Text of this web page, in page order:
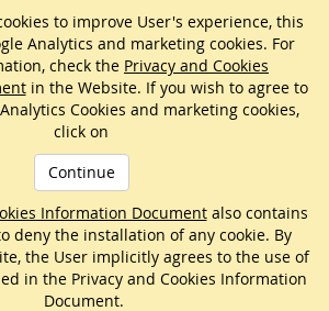
to improve User's experience, this
Analytics and marketing cookies. For
check the Privacy and Cookies
in the Website. If you wish to agree to
Cookies and marketing cookies,
click on
Continue
Information Documentalso contains
deny the installation of any cookie. By
the User implicitly agrees to the use of
in the Privacy and Cookies Information
Document.